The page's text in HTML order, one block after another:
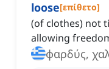
loose[επίθετο]
(of clothes) not
allowing
φαρδύς,